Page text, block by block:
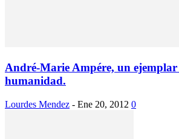
André-Marie Ampére, un
humanidad.
Lourdes Mendez - Ene 20, 2012 0